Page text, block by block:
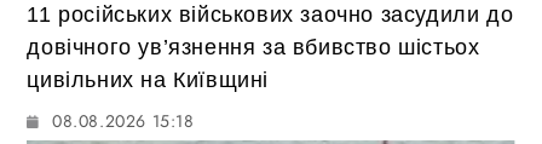
11 російських військових заочно засудили до
довічного ув’язнення за вбивство шістьох
цивільних на Київщині
08.08.2026 15:18